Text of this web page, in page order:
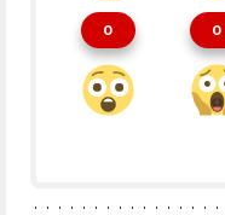
0 0